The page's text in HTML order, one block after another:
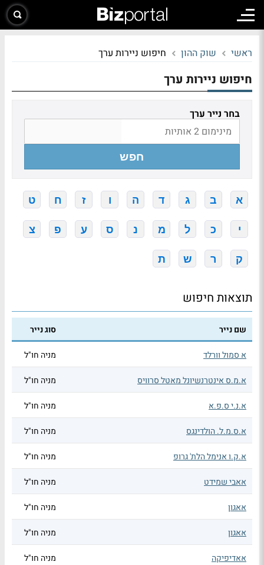
ראשי שוק ההון חיפוש ניירות ערך
חיפוש ניירות ערך
בחר נייר ערך
חפש
א ב ג ד ה ו ז ח ט
י כ ל מ נ ס ע פ צ
ק ר ש ת
תוצאות חיפוש
שם נייר סוג נייר
א סמול וורלד מניה חו"ל
א.מ.ס אינטרנשיונל מאטל סרוויס מניה חו"ל
א.נ.י ס.פ.א מניה חו"ל
א.ס.מ.ל. הולדינגס מניה חו"ל
א.ק.ו אנימל הלת' גרופ מניה חו"ל
אאבי שמידט מניה חו"ל
אאגון מניה חו"ל
אאגון מניה חו"ל
אאדיפיקה מניה חו"ל